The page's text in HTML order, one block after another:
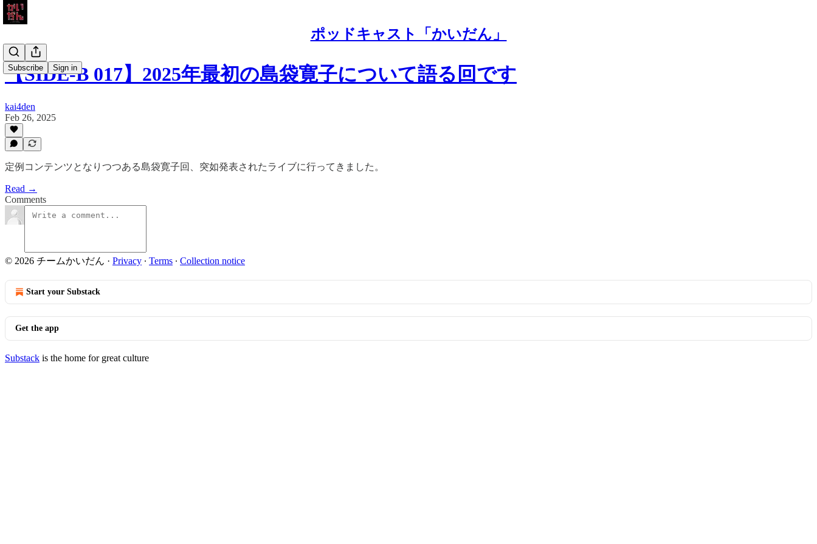
ポッドキャスト「かいだん」
Subscribe Sign in
【SIDE-B 017】2025年最初の島袋寛子について語る回です
kai4den
Feb 26, 2025
定例コンテンツとなりつつある島袋寛子回、突如発表されたライブに行ってきました。
Read →
Comments
© 2026 チームかいだん · Privacy ∙ Terms ∙ Collection notice
Start your Substack
Get the app
Substack is the home for great culture